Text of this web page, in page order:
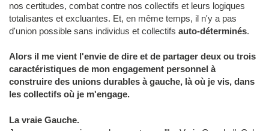
nos certitudes, combat contre nos collectifs et leurs logiques
totalisantes et excluantes. Et, en même temps, il n'y a pas
d'union possible sans individus et collectifs auto-déterminés.
Alors il me vient l'envie de dire et de partager deux ou trois
caractéristiques de mon engagement personnel à
construire des unions durables à gauche, là où je vis, dans
les collectifs où je m'engage.
La vraie Gauche.